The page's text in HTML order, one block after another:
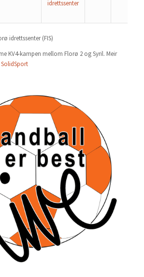
idrettssenter
idrettssenter (FIS)
KV4-kampen mellom Florø 2 og Syril. Meir
SolidSport